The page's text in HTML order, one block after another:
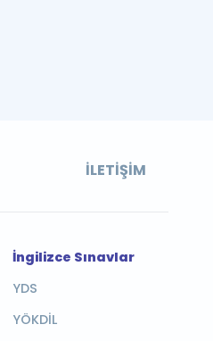
İLETIŞIM
İngilizce Sınavlar
YDS
YÖKDİL